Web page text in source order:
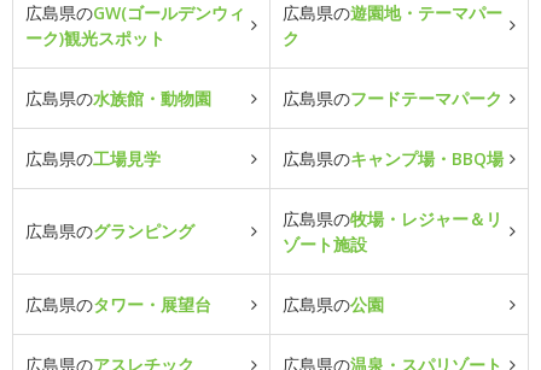
広島県のGW(ゴールデンウィ
ーク)観光スポット
広島県の遊園地・テーマパー
ク
広島県の水族館・動物園 広島県のフードテーマパーク
広島県の工場見学 広島県のキャンプ場・BBQ場
広島県のグランピング
広島県の牧場・レジャー＆リ
ゾート施設
広島県のタワー・展望台 広島県の公園
広島県のアスレチック 広島県の温泉・スパリゾート